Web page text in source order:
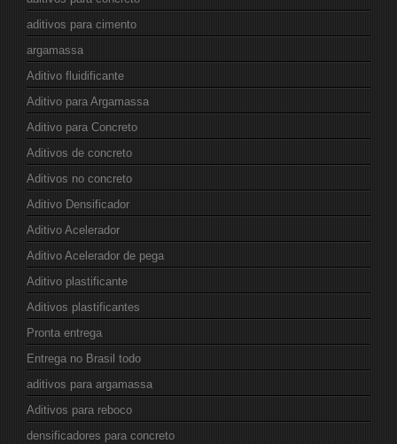
aditivos para cimento
argamassa
Aditivo fluidificante
Aditivo para Argamassa
Aditivo para Concreto
Aditivos de concreto
Aditivos no concreto
Aditivo Densificador
Aditivo Acelerador
Aditivo Acelerador de pega
Aditivo plastificante
Aditivos plastificantes
Pronta entrega
Entrega no Brasil todo
aditivos para argamassa
Aditivos para reboco
densificadores para concreto